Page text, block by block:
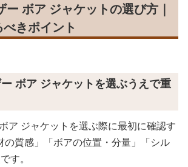
ー ボア ジャケットの選び方｜
きポイント
ボア ジャケットを選ぶうえで重
ア ジャケットを選ぶ際に最初に確認す
質感」「ボアの位置・分量」「シル
す。